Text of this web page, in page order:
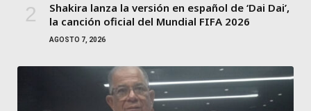
Shakira lanza la versión en español de ‘Dai Dai’,
la canción oficial del Mundial FIFA 2026
AGOSTO 7, 2026